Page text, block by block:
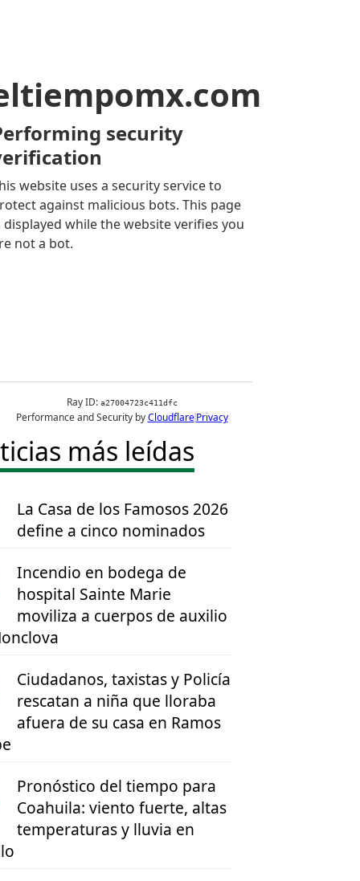
más leídas
La Casa de los Famosos 2026
define a cinco nominados
Incendio en bodega de
hospital Sainte Marie
moviliza a cuerpos de auxilio
Ciudadanos, taxistas y Policía
rescatan a niña que lloraba
afuera de su casa en Ramos
Pronóstico del tiempo para
Coahuila: viento fuerte, altas
temperaturas y lluvia en